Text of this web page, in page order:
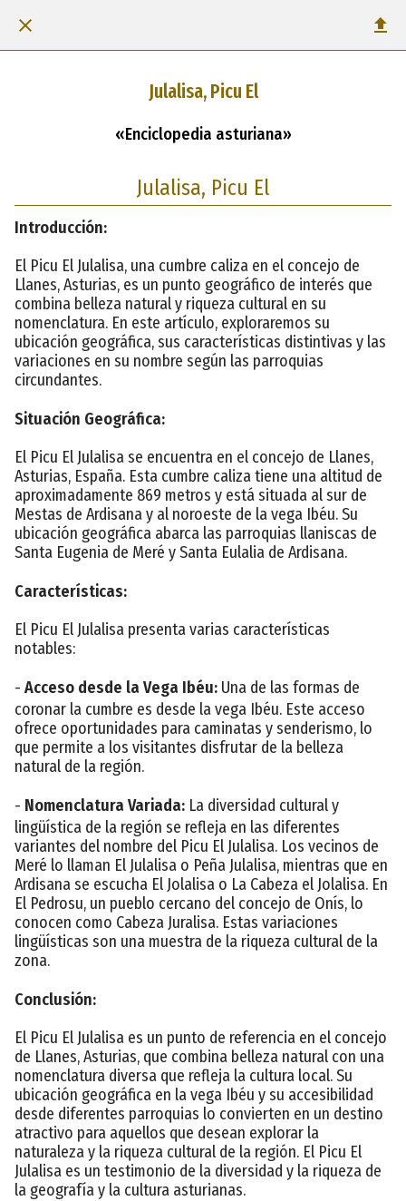
Julalisa, Picu El
«Enciclopedia asturiana»
Julalisa, Picu El
Introducción:
El Picu El Julalisa, una cumbre caliza en el concejo de
Llanes, Asturias, es un punto geográfico de interés que
combina belleza natural y riqueza cultural en su
nomenclatura. En este artículo, exploraremos su
ubicación geográfica, sus características distintivas y las
variaciones en su nombre según las parroquias
circundantes.
Situación Geográfica:
El Picu El Julalisa se encuentra en el concejo de Llanes,
Asturias, España. Esta cumbre caliza tiene una altitud de
aproximadamente 869 metros y está situada al sur de
Mestas de Ardisana y al noroeste de la vega Ibéu. Su
ubicación geográfica abarca las parroquias llaniscas de
Santa Eugenia de Meré y Santa Eulalia de Ardisana.
Características:
El Picu El Julalisa presenta varias características
notables:
- Acceso desde la Vega Ibéu: Una de las formas de
coronar la cumbre es desde la vega Ibéu. Este acceso
ofrece oportunidades para caminatas y senderismo, lo
que permite a los visitantes disfrutar de la belleza
natural de la región.
- Nomenclatura Variada: La diversidad cultural y
lingüística de la región se refleja en las diferentes
variantes del nombre del Picu El Julalisa. Los vecinos de
Meré lo llaman El Julalisa o Peña Julalisa, mientras que en
Ardisana se escucha El Jolalisa o La Cabeza el Jolalisa. En
El Pedrosu, un pueblo cercano del concejo de Onís, lo
conocen como Cabeza Juralisa. Estas variaciones
lingüísticas son una muestra de la riqueza cultural de la
zona.
Conclusión:
El Picu El Julalisa es un punto de referencia en el concejo
de Llanes, Asturias, que combina belleza natural con una
nomenclatura diversa que refleja la cultura local. Su
ubicación geográfica en la vega Ibéu y su accesibilidad
desde diferentes parroquias lo convierten en un destino
atractivo para aquellos que desean explorar la
naturaleza y la riqueza cultural de la región. El Picu El
Julalisa es un testimonio de la diversidad y la riqueza de
la geografía y la cultura asturianas.